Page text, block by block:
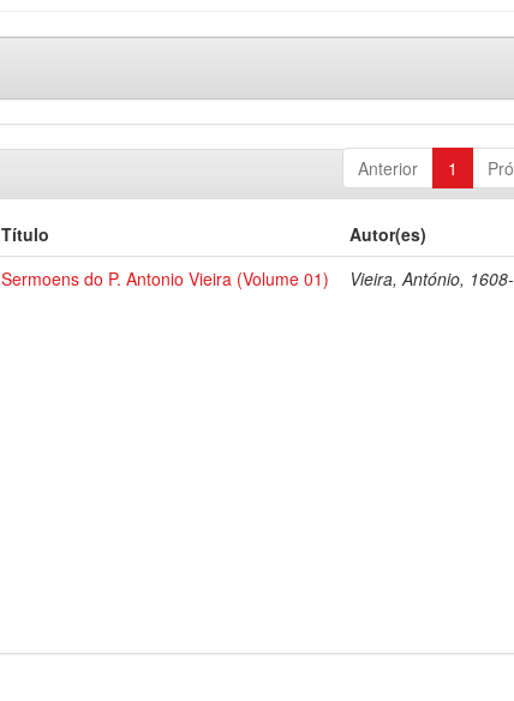
Anterior 1
Título
Autor(es)
Sermoens do P. Antonio Vieira (Volume 01) Vieira, António,